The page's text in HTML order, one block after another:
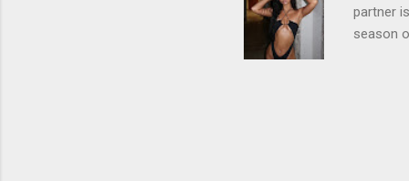
partner
season
ways
and